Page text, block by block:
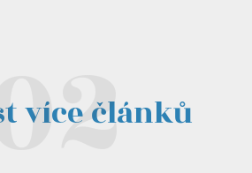
více článků